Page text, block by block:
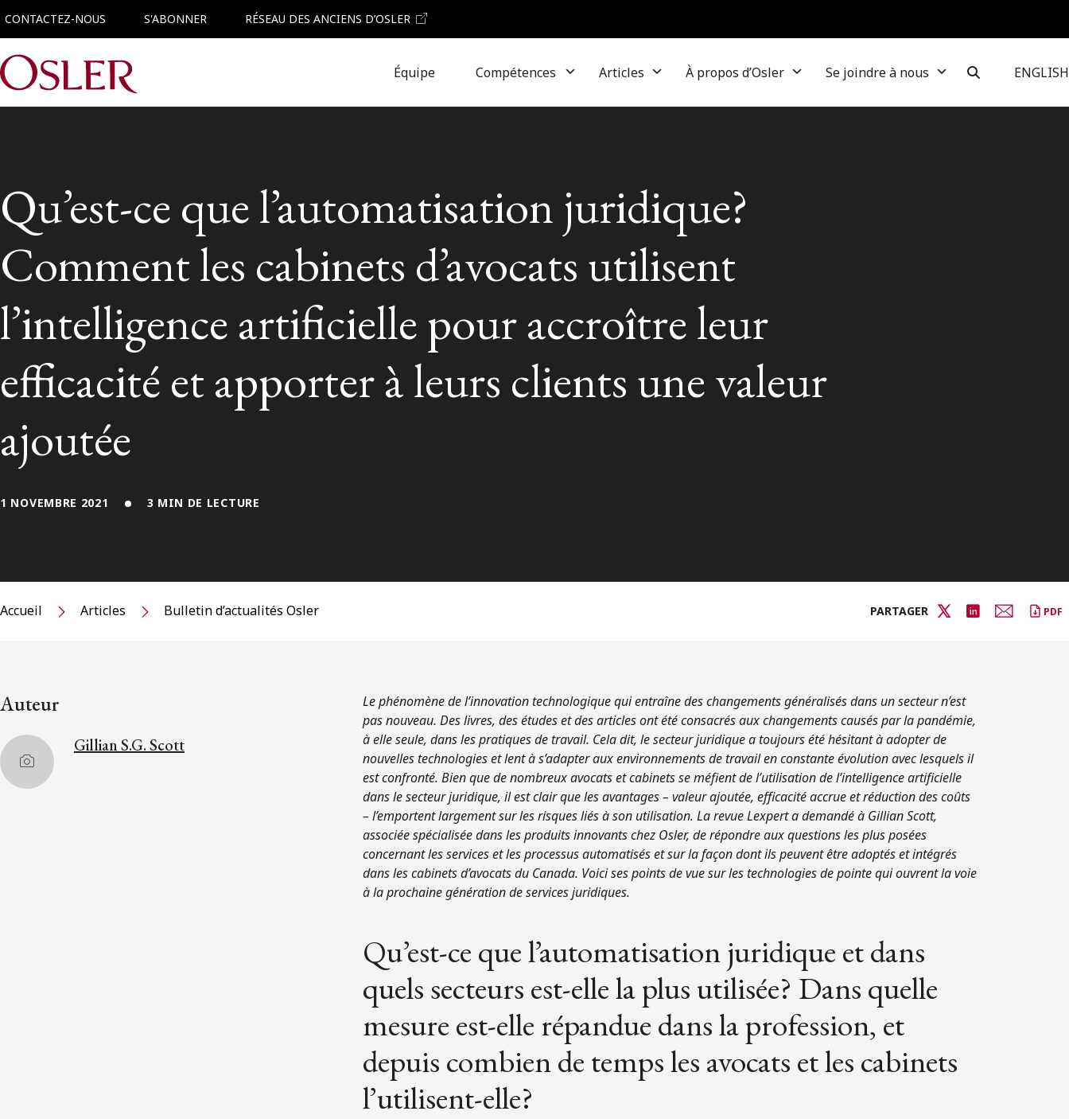
CONTACTEZ-NOUS S'ABONNER RÉSEAU DES ANCIENS D’OSLER
Main Navigation Équipe Compétences Articles À propos d’Osler Se joindre à nous ENGLISH
Qu’est-ce que l’automatisation juridique?
Comment les cabinets d’avocats utilisent
l’intelligence artificielle pour accroître leur
efficacité et apporter à leurs clients une valeur
ajoutée
1 NOVEMBRE 2021 3 MIN DE LECTURE
Accueil Articles Bulletin d’actualités Osler PARTAGER PDF
Auteur
Gillian S.G. Scott
Le phénomène de l’innovation technologique qui entraîne des changements généralisés dans un secteur n’est
pas nouveau. Des livres, des études et des articles ont été consacrés aux changements causés par la pandémie,
à elle seule, dans les pratiques de travail. Cela dit, le secteur juridique a toujours été hésitant à adopter de
nouvelles technologies et lent à s’adapter aux environnements de travail en constante évolution avec lesquels il
est confronté. Bien que de nombreux avocats et cabinets se méfient de l’utilisation de l’intelligence artificielle
dans le secteur juridique, il est clair que les avantages – valeur ajoutée, efficacité accrue et réduction des coûts
– l’emportent largement sur les risques liés à son utilisation. La revue Lexpert a demandé à Gillian Scott,
associée spécialisée dans les produits innovants chez Osler, de répondre aux questions les plus posées
concernant les services et les processus automatisés et sur la façon dont ils peuvent être adoptés et intégrés
dans les cabinets d’avocats du Canada. Voici ses points de vue sur les technologies de pointe qui ouvrent la voie
à la prochaine génération de services juridiques.
Qu’est-ce que l’automatisation juridique et dans
quels secteurs est-elle la plus utilisée? Dans quelle
mesure est-elle répandue dans la profession, et
depuis combien de temps les avocats et les cabinets
l’utilisent-elle?